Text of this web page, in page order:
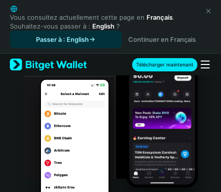
English
日本語
Tiếng Việt
Español (Latinoamérica)
Türkçe
Italiano
Português (Portugal)
Bahasa Indonesia
Vous consultez actuellement cette page en Français.
Souhaitez-vous passer à : English ?
Passer à : English
Continuer en Français
Télécharger maintenant